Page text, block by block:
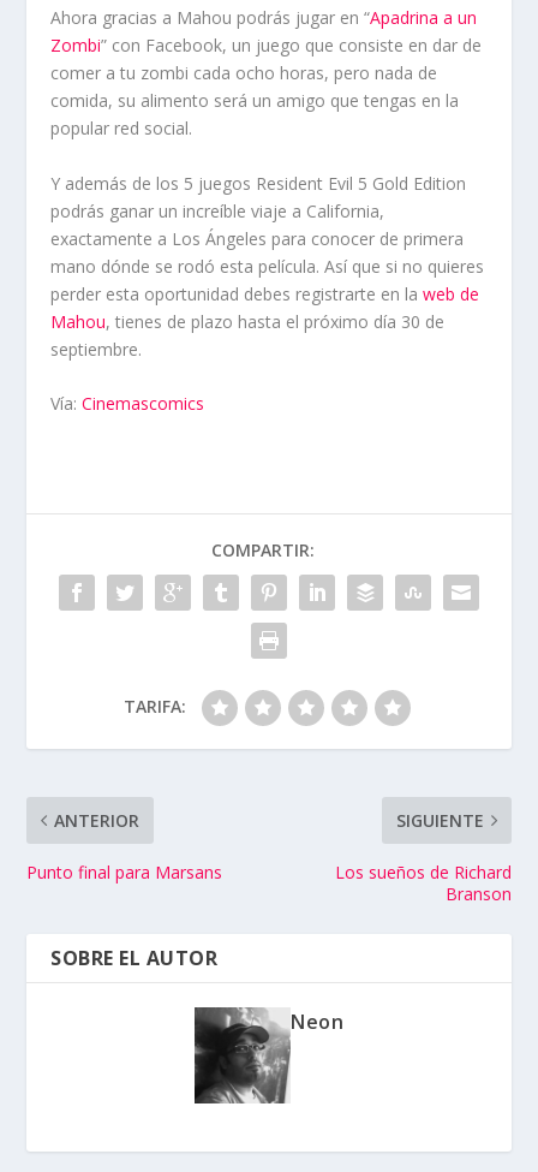
Ahora gracias a Mahou podrás jugar en “Apadrina a un
Zombi” con Facebook, un juego que consiste en dar de
comer a tu zombi cada ocho horas, pero nada de
comida, su alimento será un amigo que tengas en la
popular red social.
Y además de los 5 juegos Resident Evil 5 Gold Edition
podrás ganar un increíble viaje a California,
exactamente a Los Ángeles para conocer de primera
mano dónde se rodó esta película. Así que si no quieres
perder esta oportunidad debes registrarte en laweb de
Mahou, tienes de plazo hasta el próximo día 30 de
septiembre.
Vía:Cinemascomics
COMPARTIR:
TARIFA:
ANTERIOR
Punto final para Marsans
SIGUIENTE
Los sueños de Richard
Branson
SOBRE EL AUTOR
Neon